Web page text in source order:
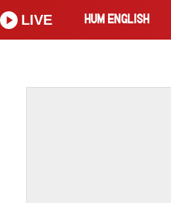
HUM ENGLISH
LIVE